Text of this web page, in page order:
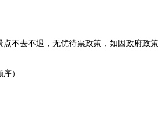
不去不退，无优待票政策，如因政府政
）